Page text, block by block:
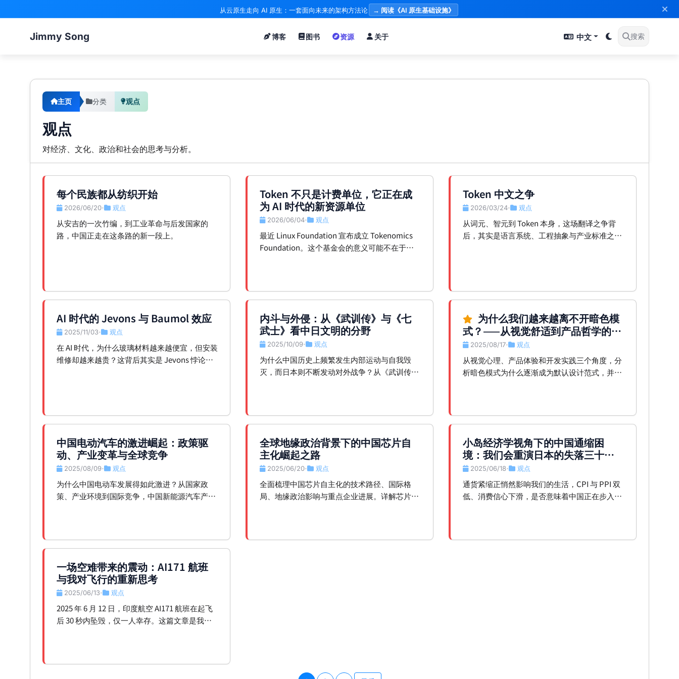
从云原生走向 AI 原生：一套面向未来的架构方法论 → 阅读《AI 原生基础设施》
Jimmy Song 博客 图书 资源 关于 中文 搜索
主页 分类 观点
观点
对经济、文化、政治和社会的思考与分析。
每个民族都从纺织开始
2026/06/20• 观点
从安吉的一次竹编，到工业革命与后发国家的
路，中国正走在这条路的新一段上。
Token 不只是计费单位，它正在成
为 AI 时代的新资源单位
2026/06/04• 观点
最近 Linux Foundation 宣布成立 Tokenomics
Foundation。这个基金会的意义可能不在于它
Token 中文之争
2026/03/24• 观点
从词元、智元到 Token 本身，这场翻译之争背
后，其实是语言系统、工程抽象与产业标准之间
AI 时代的 Jevons 与 Baumol 效应
2025/11/03• 观点
在 AI 时代，为什么玻璃材料越来越便宜，但安装
维修却越来越贵？这背后其实是 Jevons 悖论与
内斗与外侵：从《武训传》与《七
武士》看中日文明的分野
2025/10/09• 观点
为什么中国历史上频繁发生内部运动与自我毁
灭，而日本则不断发动对外战争？从《武训传》
为什么我们越来越离不开暗色模
式？——从视觉舒适到产品哲学的思
考2025/08/17• 观点
从视觉心理、产品体验和开发实践三个角度，分
析暗色模式为什么逐渐成为默认设计范式，并结
中国电动汽车的激进崛起：政策驱
动、产业变革与全球竞争
2025/08/09• 观点
为什么中国电动车发展得如此激进？从国家政
策、产业环境到国际竞争，中国新能源汽车产业
全球地缘政治背景下的中国芯片自
主化崛起之路
2025/06/20• 观点
全面梳理中国芯片自主化的技术路径、国际格
局、地缘政治影响与重点企业进展。详解芯片分
小岛经济学视角下的中国通缩困
境：我们会重演日本的失落三十年
吗？
2025/06/18• 观点
通货紧缩正悄然影响我们的生活，CPI 与 PPI 双
低、消费信心下滑，是否意味着中国正在步入类
一场空难带来的震动：AI171 航班
与我对飞行的重新思考
2025/06/13• 观点
2025 年 6 月 12 日，印度航空 AI171 航班在起飞
后 30 秒内坠毁，仅一人幸存。这篇文章是我作